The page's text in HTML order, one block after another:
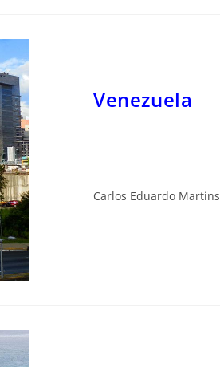
Venezuela
Carlos Eduardo Martins